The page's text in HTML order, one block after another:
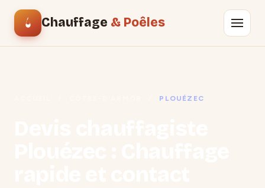
Chauffage & Poêles
PLOUÉZEC